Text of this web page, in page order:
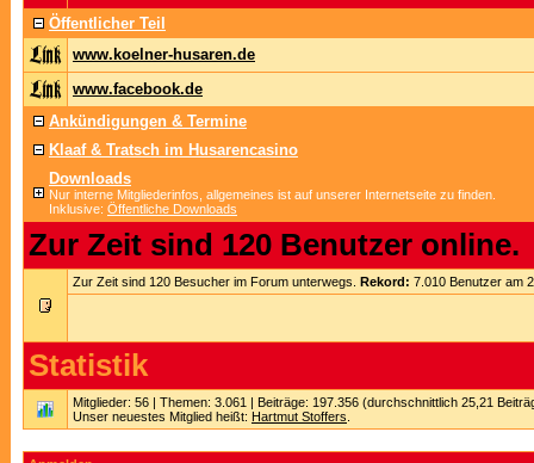
Öffentlicher Teil
www.koelner-husaren.de
www.facebook.de
Ankündigungen & Termine
Klaaf & Tratsch im Husarencasino
Downloads
Nur interne Mitgliederinfos, allgemeines ist auf unserer Internetseite zu finden.
Inklusive: Öffentliche Downloads
Zur Zeit sind 120 Benutzer online.
Zur Zeit sind 120 Besucher im Forum unterwegs. Rekord: 7.010 Benutzer am
Statistik
Mitglieder: 56 | Themen: 3.061 | Beiträge: 197.356 (durchschnittlich 25,21
Unser neuestes Mitglied heißt: Hartmut Stoffers